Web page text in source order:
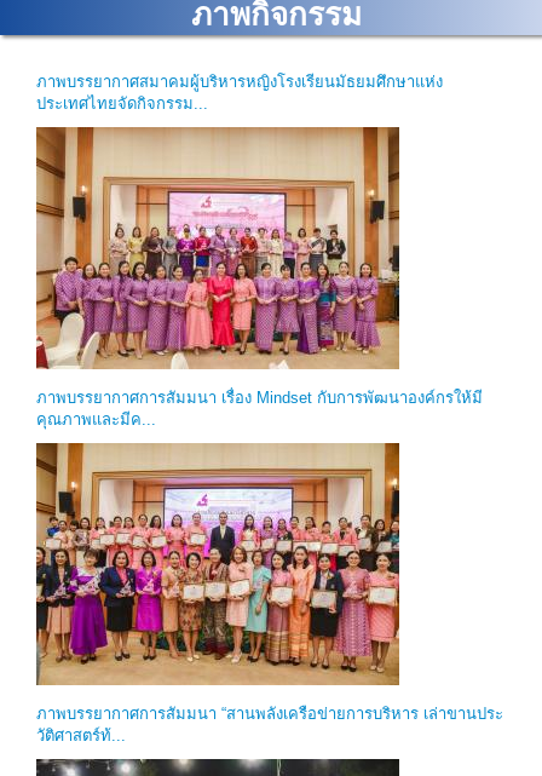
ภาพกิจกรรม
ภาพบรรยากาศสมาคมผู้บริหารหญิงโรงเรียนมัธยมศึกษาแห่ง
ประเทศไทยจัดกิจกรรม...
ภาพบรรยากาศการสัมมนา เรื่อง Mindset กับการพัฒนาองค์กรให้มี
คุณภาพและมีค...
ภาพบรรยากาศการสัมมนา “สานพลังเครือข่ายการบริหาร เล่าขานประ
วัติศาสตร์ท้...